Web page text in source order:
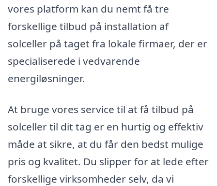
vores platform kan du nemt få tre
forskellige tilbud på installation af
solceller på taget fra lokale firmaer, der er
specialiserede i vedvarende
energiløsninger.
At bruge vores service til at få tilbud på
solceller til dit tag er en hurtig og effektiv
måde at sikre, at du får den bedst mulige
pris og kvalitet. Du slipper for at lede efter
forskellige virksomheder selv, da vi